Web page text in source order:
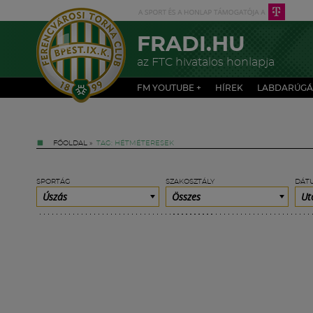
FRADI.HU
az FTC hivatalos honlapja
FM YOUTUBE + HÍREK
FŐOLDAL » TAG: HÉTMÉTERESEK
SPORTÁG
Úszás
SZAKOSZTÁLY
Összes